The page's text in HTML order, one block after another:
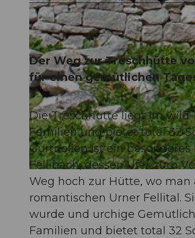
Der Weg zur Treschhütte
für einen gemütlichen
Die Treschhütte liegt im wild-
Familien und bietet total 32
Gurtnellen ist ein
Fellibach, dessen Ufer zum
Weg hoch zur Hütte, wo
romantischen Urner Fellital.
wurde und urchige
Familien und bietet total 32